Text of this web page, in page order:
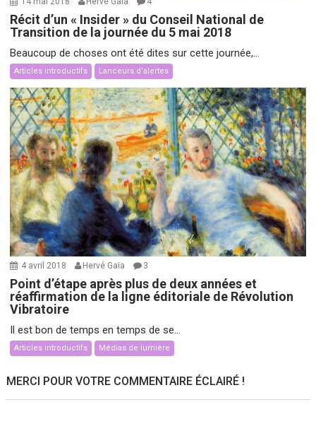
Récit d’un « Insider » du Conseil National de
Transition de la journée du 5 mai 2018
Beaucoup de choses ont été dites sur cette journée,...
Articles introductifs Lanceurs d'alertes
4 avril 2018 Hervé Gaïa 3
Point d’étape après plus de deux années et
réaffirmation de la ligne éditoriale de Révolution
Vibratoire
Il est bon de temps en temps de se...
Articles introductifs Médias de lumière
MERCI POUR VOTRE COMMENTAIRE ÉCLAIRÉ !